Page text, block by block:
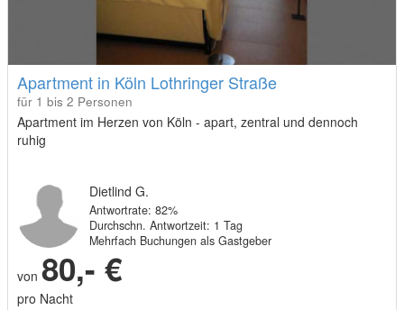
Apartment in Köln Lothringer Straße
für 1 bis 2 Personen
Apartment im Herzen von Köln - apart, zentral und dennoch
ruhig
Dietlind G.
Antwortrate: 82%
Durchschn. Antwortzeit: 1 Tag
Mehrfach Buchungen als Gastgeber
von 80,- €
pro Nacht